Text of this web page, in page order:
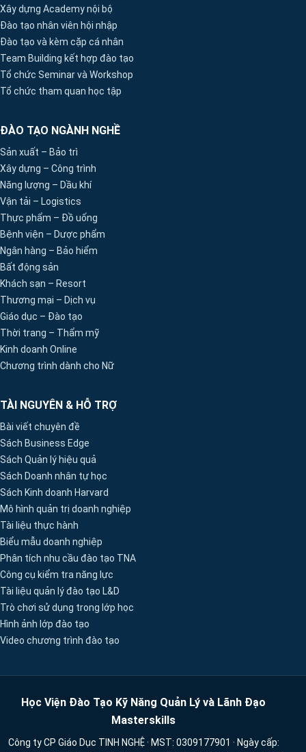
Xây dựng Academy nội bộ
Đào tạo nhân viên hội nhập
Đào tạo và kèm cặp cá nhân
Team Building kết hợp đào tạo
Tổ chức Seminar và Workshop
Tổ chức tham quan học tập
ĐÀO TẠO NGÀNH NGHỀ
Sản xuất – Bảo trì
Xây dựng – Công trình
Năng lượng – Dầu khí
Vận tải – Logistics
Thực phẩm – Đồ uống
Bệnh viện – Dược phẩm
Ngân hàng – Bảo hiểm
Bất động sản
Khách sạn – Resort
Thương mại – Dịch vụ
Giáo dục – Đào tạo
Thời trang – Thẩm mỹ
Kinh doanh Online
Chương trình dành cho Nữ
TÀI NGUYÊN & HỖ TRỢ
Bài viết chuyên đề
Sách Business Edge
Sách Quản lý hiệu quả
Sách Doanh nhân tự học
Sách Kinh doanh Harvard
Mô hình quản trị doanh nghiệp
Tài liệu thực hành
Biểu mẫu doanh nghiệp
Phân tích nhu cầu đào tạo TNA
Công cụ kiểm tra năng lực
Tài liệu quản lý đào tạo L&D
Trò chơi sử dụng trong lớp học
Hình ảnh lớp đào tạo
Video chương trình đào tạo
Học Viện Đào Tạo Kỹ Năng Quản Lý và Lãnh Đạo
Masterskills
Công ty CP Giáo Dục TINH NGHỆ · MST: 0309177901 · Ngày cấp: